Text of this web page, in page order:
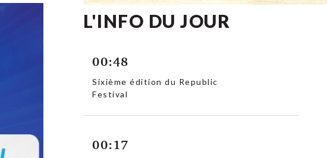
L'INFO DU JOUR
00:48
Sixième édition du Republic
Festival
00:17